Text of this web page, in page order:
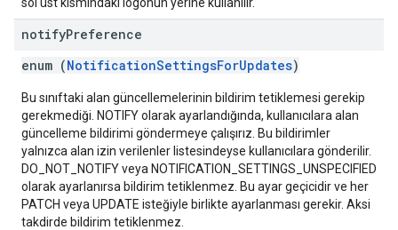
notifyPreference
enum (NotificationSettingsForUpdates)
Bu sınıftaki alan güncellemelerinin bildirim tetiklemesi gerekip
gerekmediği. NOTIFY olarak ayarlandığında, kullanıcılara alan
güncelleme bildirimi göndermeye çalışırız. Bu bildirimler
yalnızca alan izin verilenler listesindeyse kullanıcılara gönderilir.
DO_NOT_NOTIFY veya NOTIFICATION_SETTINGS_UNSPECIFIED
olarak ayarlanırsa bildirim tetiklenmez. Bu ayar geçicidir ve her
PATCH veya UPDATE isteğiyle birlikte ayarlanması gerekir. Aksi
takdirde bildirim tetiklenmez.